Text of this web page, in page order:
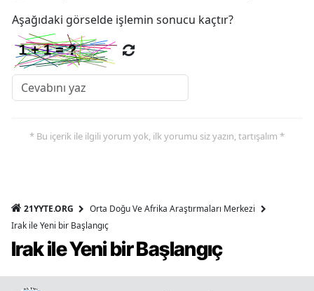
Aşağıdaki görselde işlemin sonucu kaçtır?
* Bu içerik ile ilgili yorum yok, ilk yorumu siz yazın, tartışalım *
21YYTE.ORG
Orta Doğu Ve Afrika Araştırmaları Merkezi
Irak ile Yeni bir Başlangıç
Irak ile Yeni bir Başlangıç